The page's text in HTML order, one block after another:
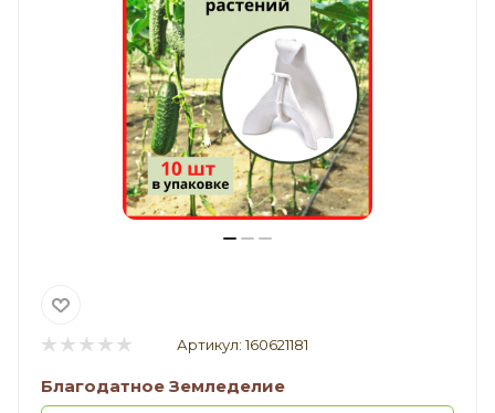
Артикул: 160621181
Благодатное Земледелие